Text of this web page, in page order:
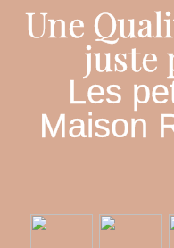
Une
juste
Les
Maison